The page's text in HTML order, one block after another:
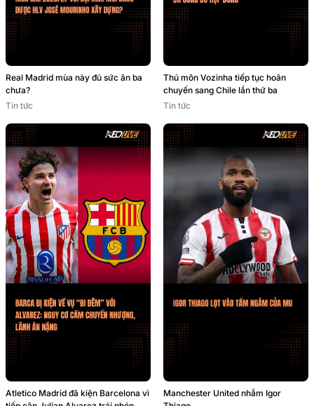
Real Madrid mùa này đủ sức ăn ba
chưa?
Tin tức
Thủ môn Vozinha tiếp tục hoãn
chuyến sang Chile lần thứ ba
Tin tức
Atletico Madrid đã kiện Barcelona vì
Manchester United nhắm Igor